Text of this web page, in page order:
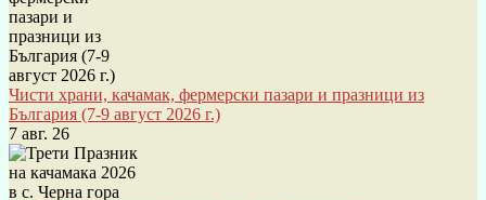
Чисти храни, качамак, фермерски пазари и празници из
България (7-9 август 2026 г.)
7 авг. 26